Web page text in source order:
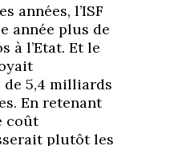
années, l’ISF
année plus de
à l’Etat. Et le
5,4 milliards
En retenant
coût
plutôt les